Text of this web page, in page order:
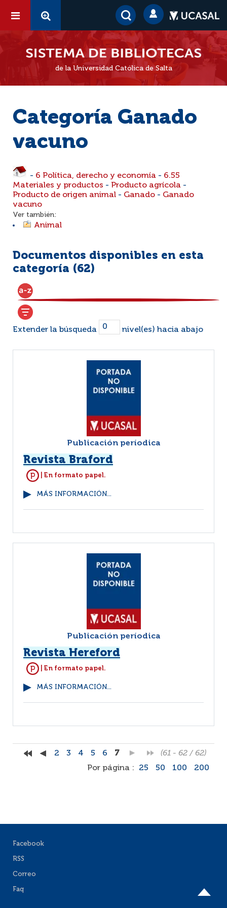
de la Universidad Católica de Salta
Categoría Ganado
vacuno
- 6 Política, derecho y economía - 6.55
Materiales y productos - Producto agrícola -
Producto de origen animal - Ganado - Ganado
vacuno
Ver también:
Animal
Documentos disponibles en esta
categoría (62)
Extender la búsqueda nivel(es) hacia abajo
Publicación períodica
Revista Braford
| En formato papel.
MÁS INFORMACIÓN...
Publicación períodica
Revista Hereford
| En formato papel.
MÁS INFORMACIÓN...
2 3 4 5 6 7
(61 - 62 / 62)
Por página :
25 50 100 200
Facebook
RSS
Correo
Faq